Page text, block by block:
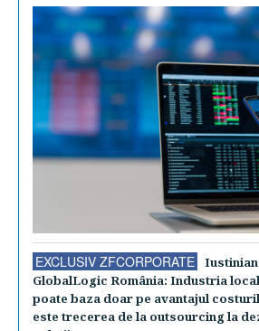
EXCLUSIV ZFCORPORATE
GlobalLogic România: Industria
poate baza doar pe avantajul
este trecerea de la outsourcing la